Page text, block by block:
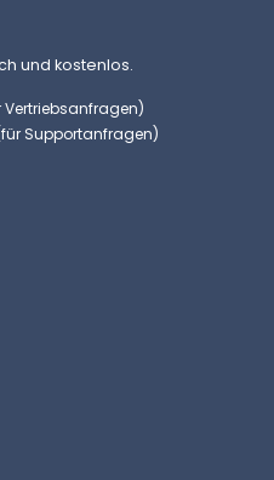
und kostenlos.
Vertriebsanfragen)
Supportanfragen)